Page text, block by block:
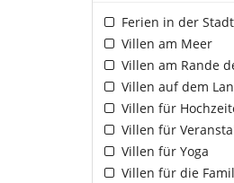
Ferien in der Stadt
Villen am Meer
Villen am Rande
Villen auf dem
Villen für
Villen für
Villen für Yoga
Villen für die